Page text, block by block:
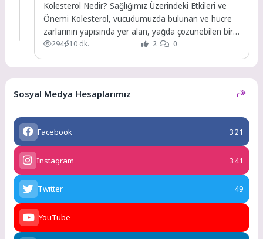
Kolesterol Nedir? Sağlığımız Üzerindeki Etkileri ve
Önemi Kolesterol, vücudumuzda bulunan ve hücre
zarlarının yapısında yer alan, yağda çözünebilen bir
madde...
294 10 dk. 2 0
Sosyal Medya Hesaplarımız
Facebook 321
Instagram 341
Twitter 49
YouTube